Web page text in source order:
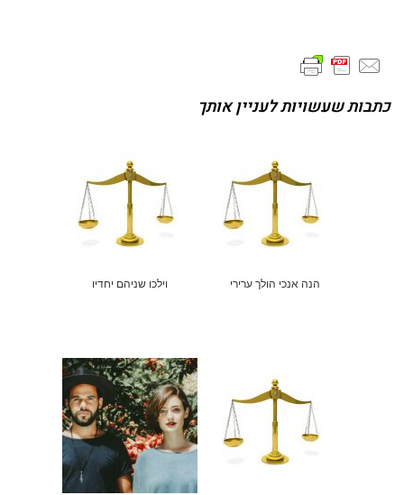
כתבות שעשויות לעניין אותך
הנה אנכי הולך ערירי וילכו שניהם יחדיו